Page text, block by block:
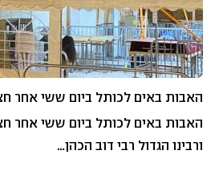
האבות באים לכותל ביום ששי אחר
האבות באים לכותל ביום ששי אחר
ורבינו הגדול רבי דוב הכהן…